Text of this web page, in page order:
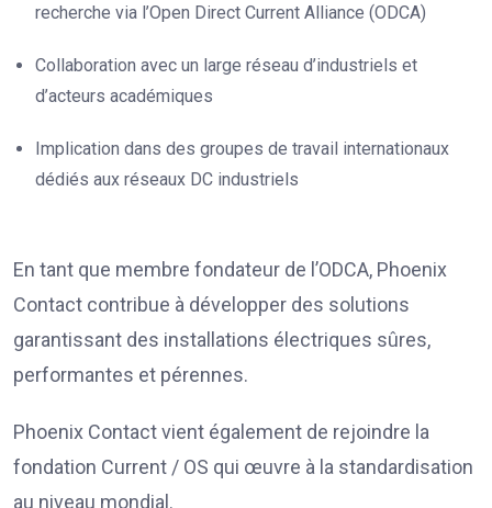
recherche via l’Open Direct Current Alliance (ODCA)
Collaboration avec un large réseau d’industriels et
d’acteurs académiques
Implication dans des groupes de travail internationaux
dédiés aux réseaux DC industriels
En tant que membre fondateur de l’ODCA, Phoenix
Contact contribue à développer des solutions
garantissant des installations électriques sûres,
performantes et pérennes.
Phoenix Contact vient également de rejoindre la
fondation Current / OS qui œuvre à la standardisation
au niveau mondial.